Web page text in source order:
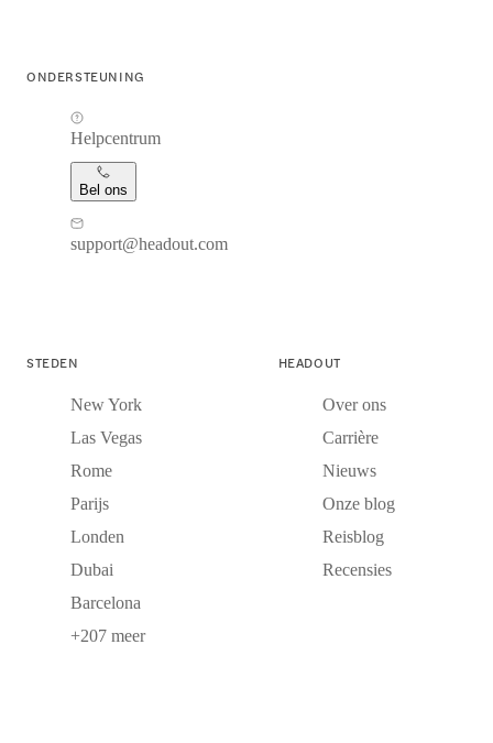
ONDERSTEUNING
Helpcentrum
Bel ons
support@headout.com
STEDEN
New York
Las Vegas
Rome
Parijs
Londen
Dubai
Barcelona
+207 meer
HEADOUT
Over ons
Carrière
Nieuws
Onze blog
Reisblog
Recensies